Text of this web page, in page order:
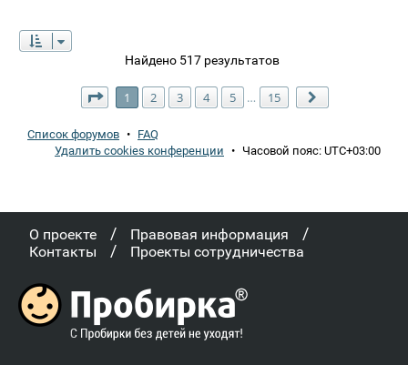
Найдено 517 результатов
Страница из
1 2 3 4 5 … 15
Список форумов • FAQ
Удалить cookies конференции • Часовой пояс: UTC+03:00
О проекте / Правовая информация /
Контакты / Проекты сотрудничества